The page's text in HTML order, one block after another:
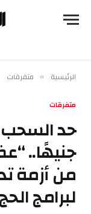
الرئيسية » متفرقات
متفرقات
جنيهًا..
من أزمة
لبرامج الحج